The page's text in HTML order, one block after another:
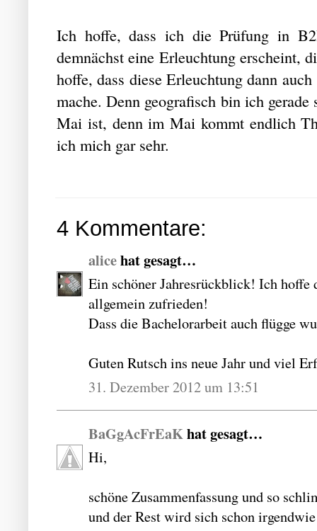
Ich hoffe, dass ich die Prüfung in
demnächst eine Erleuchtung erscheint,
hoffe, dass diese Erleuchtung dann
mache. Denn geografisch bin ich
Mai ist, denn im Mai kommt endlich
ich mich gar sehr.
4 Kommentare:
alicehat gesagt…
Ein schöner Jahresrückblick! Ich
allgemein zufrieden!
Dass die Bachelorarbeit auch flügge
Guten Rutsch ins neue Jahr und viel
31. Dezember 2012 um 13:51
BaGgAcFrEaKhat gesagt…
Hi,
schöne Zusammenfassung und so
und der Rest wird sich schon